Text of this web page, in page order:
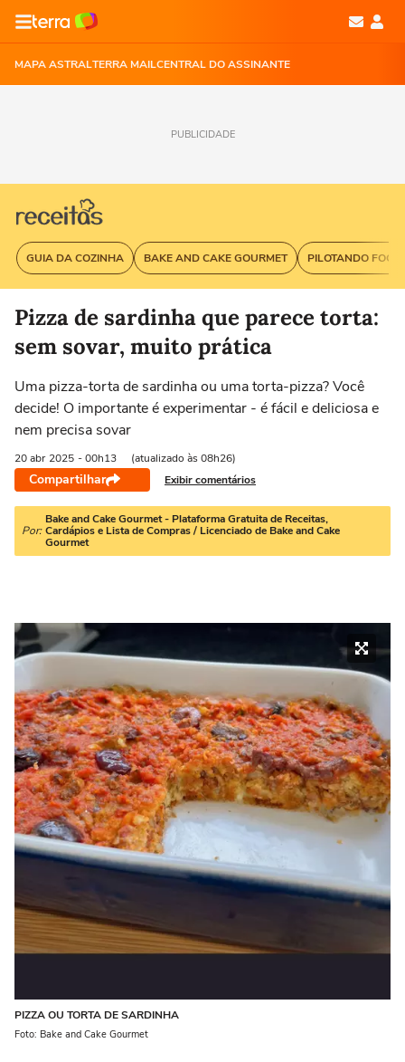
MAPA ASTRALTERRA MAILCENTRAL DO ASSINANTE
PUBLICIDADE
GUIA DA COZINHA BAKE AND CAKE GOURMET PILOTANDO
Pizza de sardinha que parece torta:
sem sovar, muito prática
Uma pizza-torta de sardinha ou uma torta-pizza? Você
decide! O importante é experimentar - é fácil e deliciosa e
nem precisa sovar
20 abr 2025 - 00h13 (atualizado às 08h26)
Compartilhar Exibir comentários
Por:
Bake and Cake Gourmet - Plataforma Gratuita de Receitas,
Cardápios e Lista de Compras / Licenciado de Bake and Cake
Gourmet
PIZZA OU TORTA DE SARDINHA
Foto: Bake and Cake Gourmet